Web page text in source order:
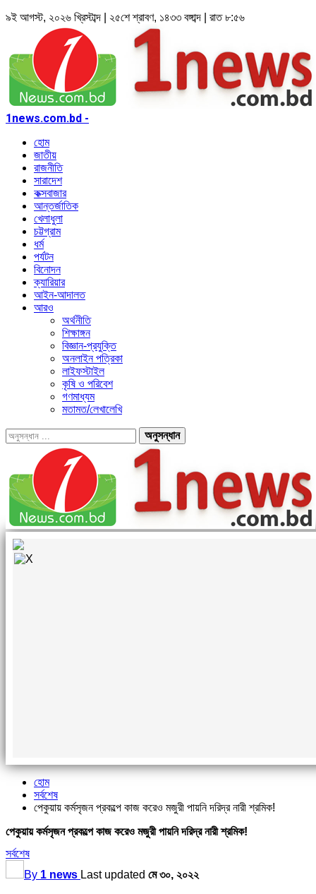
৯ই আগস্ট, ২০২৬ খ্রিস্টাব্দ | ২৫শে শ্রাবণ, ১৪৩৩ বঙ্গাব্দ | রাত ৮:৫৬
1news.com.bd -
হোম
জাতীয়
রাজনীতি
সারাদেশ
কক্সবাজার
আন্তর্জাতিক
খেলাধুলা
চট্টগ্রাম
ধর্ম
পর্যটন
বিনোদন
ক্যারিয়ার
আইন-আদালত
আরও
অর্থনীতি
শিক্ষাঙ্গন
বিজ্ঞান-প্রযুক্তি
অনলাইন পত্রিকা
লাইফস্টাইল
কৃষি ও পরিবেশ
গণমাধ্যম
মতামত/লেখালেখি
হোম
সর্বশেষ
পেকুয়ায় কর্মসৃজন প্রকল্পে কাজ করেও মজুরী পায়নি দরিদ্র নারী শ্রমিক!
পেকুয়ায় কর্মসৃজন প্রকল্পে কাজ করেও মজুরী পায়নি দরিদ্র নারী শ্রমিক!
সর্বশেষ
By 1 news Last updated মে ৩০, ২০২২